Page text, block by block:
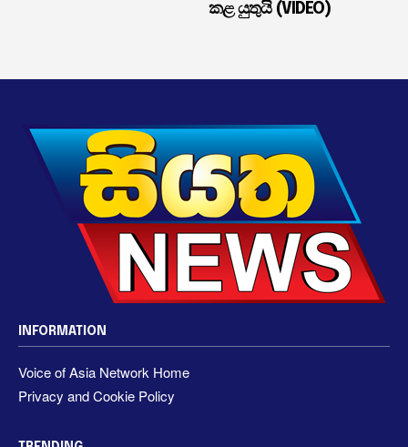
කළ යුතුයි (VIDEO)
INFORMATION
Voice of Asia Network Home
Privacy and Cookie Policy